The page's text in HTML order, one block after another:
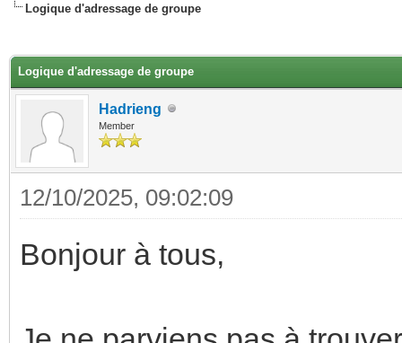
Logique d'adressage de groupe
Logique d'adressage de groupe
Hadrieng
Member
12/10/2025, 09:02:09
Bonjour à tous,